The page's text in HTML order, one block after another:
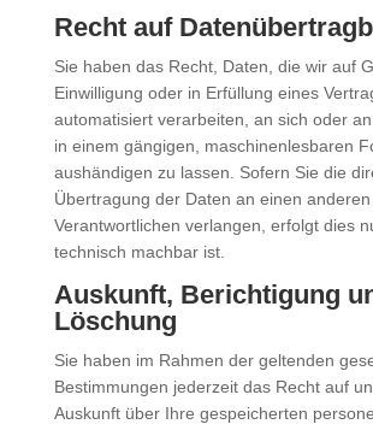
Recht auf
Sie haben das Recht, Daten, die wir auf
Einwilligung oder in Erfüllung eines
automatisiert verarbeiten, an sich oder
in einem gängigen, maschinenlesbaren
aushändigen zu lassen. Sofern Sie die
Übertragung der Daten an einen anderen
Verantwortlichen verlangen, erfolgt dies
technisch machbar ist.
Auskunft, Berichtigung
Löschung
Sie haben im Rahmen der geltenden
Bestimmungen jederzeit das Recht auf
Auskunft über Ihre gespeicherten